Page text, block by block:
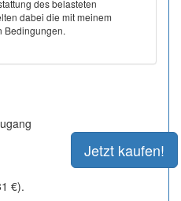
des belasteten
dabei die mit meinem
Bedingungen.
€).